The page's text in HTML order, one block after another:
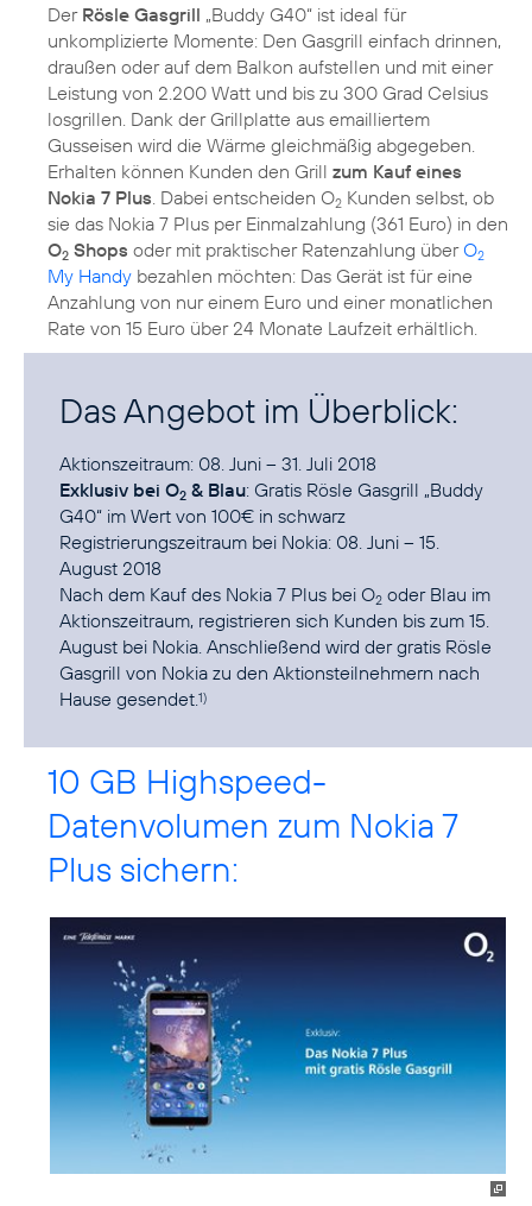
Der Rösle Gasgrill „Buddy G40“ ist ideal für
unkomplizierte Momente: Den Gasgrill einfach drinnen,
draußen oder auf dem Balkon aufstellen und mit einer
Leistung von 2.200 Watt und bis zu 300 Grad Celsius
losgrillen. Dank der Grillplatte aus emailliertem
Gusseisen wird die Wärme gleichmäßig abgegeben.
Erhalten können Kunden den Grill zum Kauf eines
Nokia 7 Plus . Dabei entscheiden O2 Kunden selbst, ob
sie das Nokia 7 Plus per Einmalzahlung (361 Euro) in den
O2 Shops oder mit praktischer Ratenzahlung überO2
My Handy bezahlen möchten: Das Gerät ist für eine
Anzahlung von nur einem Euro und einer monatlichen
Rate von 15 Euro über 24 Monate Laufzeit erhältlich.
Das Angebot im Überblick:
Exklusiv bei O2 & Blau: Gratis Rösle Gasgrill „Buddy
G40“ im Wert von 100€ in schwarz
Registrierungszeitraum bei Nokia: 08. Juni – 15.
August 2018
Nach dem Kauf des Nokia 7 Plus bei O2 oder Blau im
Aktionszeitraum, registrieren sich Kunden bis zum 15.
August bei Nokia. Anschließend wird der gratis Rösle
Gasgrill von Nokia zu den Aktionsteilnehmern nach
Hause gesendet. 1)
10 GB Highspeed-
Datenvolumen zum Nokia 7
Plus sichern: